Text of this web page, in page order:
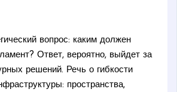
вопрос: каким должен
Ответ, вероятно, выйдет за
решений. Речь о гибкости
пространства,